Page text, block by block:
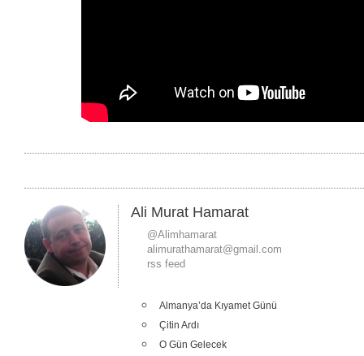
Ali Murat Hamarat
@Alimhamarat
alimurathamarat@gmail.com
rss feed
Almanya’da Kıyamet Günü
Çitin Ardı
O Gün Gelecek